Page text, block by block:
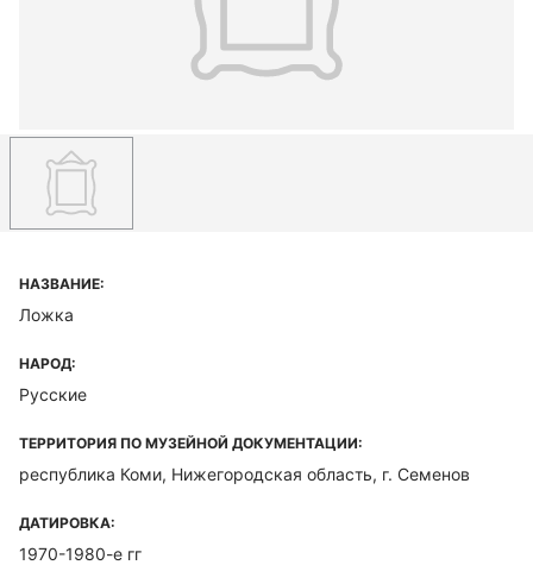
НАЗВАНИЕ:
Ложка
НАРОД:
Русские
ТЕРРИТОРИЯ ПО МУЗЕЙНОЙ ДОКУМЕНТАЦИИ:
республика Коми, Нижегородская область, г. Семенов
ДАТИРОВКА:
1970-1980-е гг